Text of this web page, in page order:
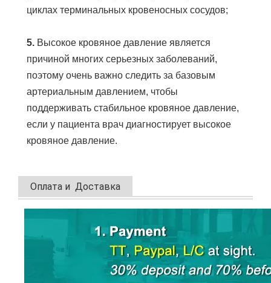
циклах терминальных кровеносных сосудов;
5. Высокое кровяное давление является
причиной многих серьезных заболеваний,
поэтому очень важно следить за базовым
артериальным давлением, чтобы
поддерживать стабильное кровяное давление,
если у пациента врач диагностирует высокое
кровяное давление.
Оплата и Доставка